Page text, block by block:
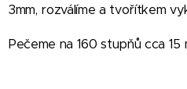
3mm, rozválíme a tvořítkem
Pečeme na 160 stupňů cca 15